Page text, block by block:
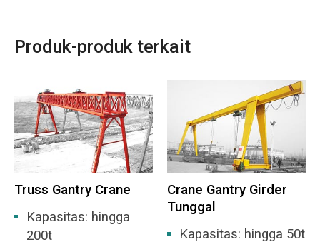
Produk-produk terkait
Truss Gantry Crane
Kapasitas: hingga
200t
Crane Gantry Girder
Tunggal
Kapasitas: hingga 50t